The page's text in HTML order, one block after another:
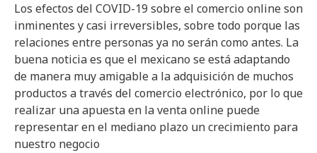
Los efectos del COVID-19 sobre el comercio online son
inminentes y casi irreversibles, sobre todo porque las
relaciones entre personas ya no serán como antes. La
buena noticia es que el mexicano se está adaptando
de manera muy amigable a la adquisición de muchos
productos a través del comercio electrónico, por lo que
realizar una apuesta en la venta online puede
representar en el mediano plazo un crecimiento para
nuestro negocio